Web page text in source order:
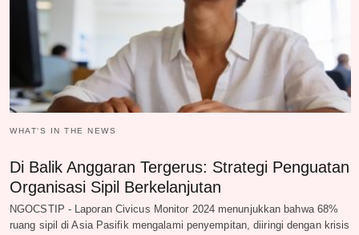
WHAT‘S IN THE NEWS
Di Balik Anggaran Tergerus: Strategi Penguatan
Organisasi Sipil Berkelanjutan
NGOCSTIP - Laporan Civicus Monitor 2024 menunjukkan bahwa 68%
ruang sipil di Asia Pasifik mengalami penyempitan, diiringi dengan krisis